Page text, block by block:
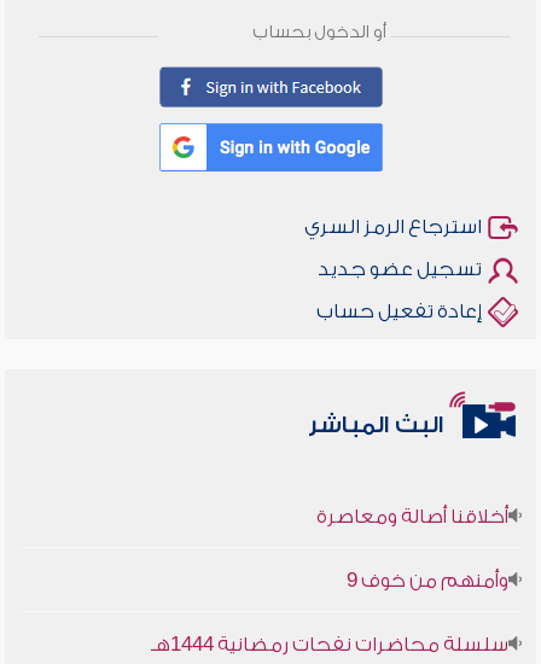
أو الدخول بحساب
استرجاع الرمز السري
تسجيل عضو جديد
إعادة تفعيل حساب
البث المباشر
أخلاقنا أصالة ومعاصرة
وأمنهم من خوف 9
سلسلة محاضرات نفحات رمضانية 1444هـ